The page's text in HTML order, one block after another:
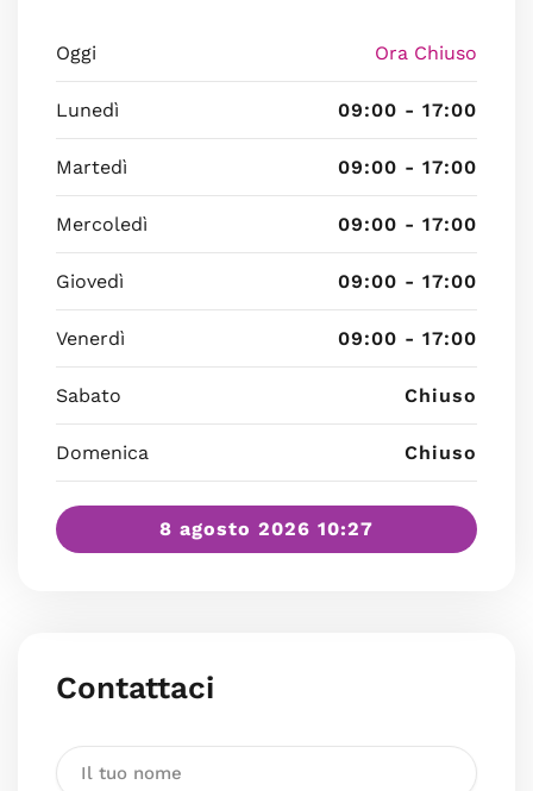
Oggi Ora Chiuso
Lunedì 09:00 - 17:00
Martedì 09:00 - 17:00
Mercoledì 09:00 - 17:00
Giovedì 09:00 - 17:00
Venerdì 09:00 - 17:00
Sabato Chiuso
Domenica Chiuso
8 agosto 2026 10:27
Contattaci